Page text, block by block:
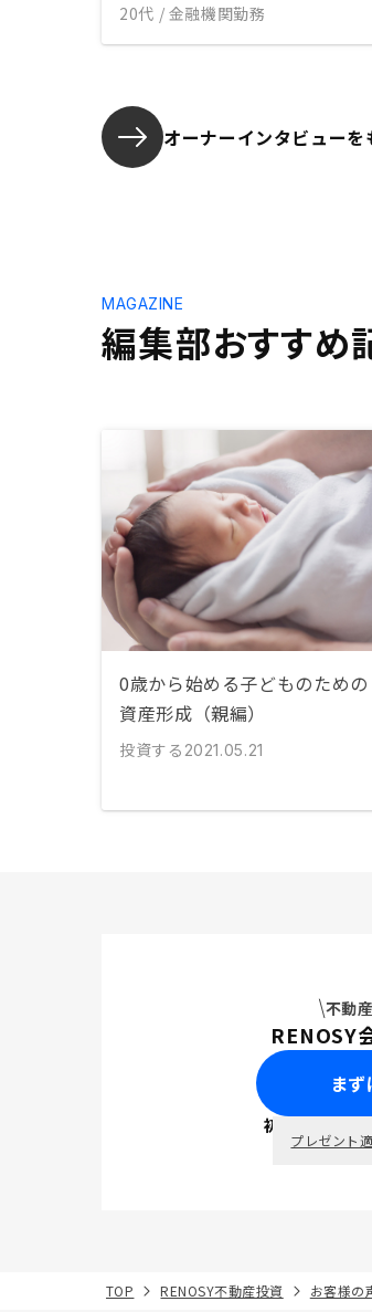
20代 / 金融機関勤務
オーナーインタビューを
編集部おすすめ
MAGAZINE
0歳から始める子どものための
資産形成（親編）
投資する 2021.05.21
不動
RENOSY
ま
初回面談で
プレゼント
TOP RENOSY不動産投資 お客様の